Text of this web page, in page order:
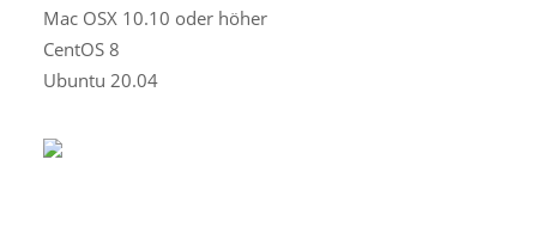
Mac OSX 10.10 oder höher
CentOS 8
Ubuntu 20.04